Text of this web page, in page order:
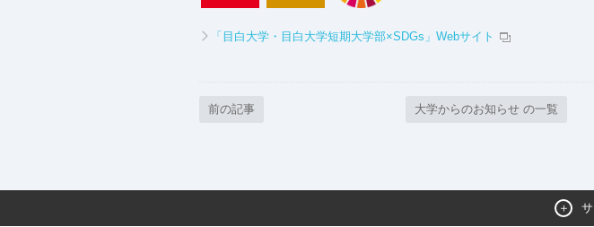
「目白大学・目白大学短期大学部×SDGs」Webサイト
前の記事 大学からのお知らせ の一覧